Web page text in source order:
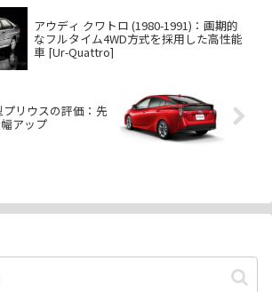
アウディ クワトロ (1980-1991)：画期的
なフルタイム4WD方式を採用した高性能
車 [Ur-Quattro]
プリウスの評価：先
アップ